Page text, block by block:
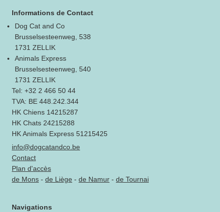
Informations de Contact
Dog Cat and Co
Brusselsesteenweg, 538
1731 ZELLIK
Animals Express
Brusselsesteenweg, 540
1731 ZELLIK
Tel: +32 2 466 50 44
TVA: BE 448.242.344
HK Chiens 14215287
HK Chats 24215288
HK Animals Express 51215425
info@dogcatandco.be
Contact
Plan d'accès
de Mons - de Liège - de Namur - de Tournai
Navigations